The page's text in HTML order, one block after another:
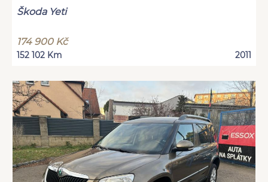
Škoda Yeti
174 900 Kč
152 102 Km 2011